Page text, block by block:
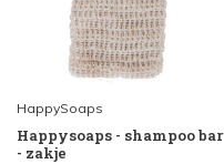
HappySoaps
Happysoaps - shampoo bar
- zakje